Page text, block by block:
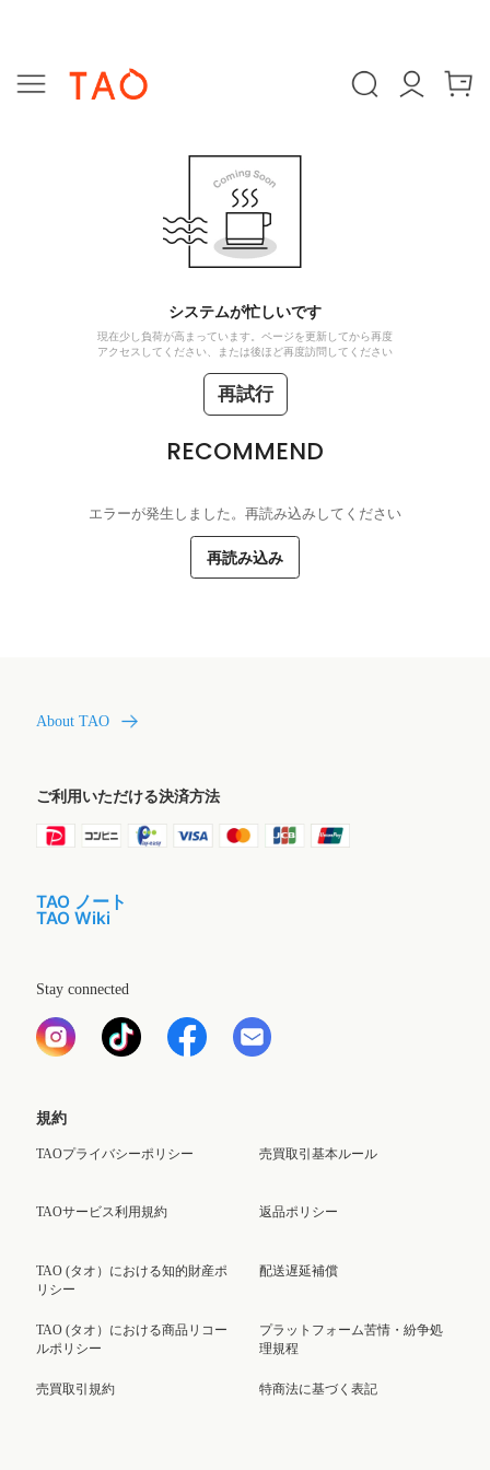
システムが忙しいです
現在少し負荷が高まっています。ページを更新してから再度
アクセスしてください、または後ほど再度訪問してください
再試行
RECOMMEND
エラーが発生しました。再読み込みしてください
再読み込み
About TAO
ご利用いただける決済方法
TAO ノート
TAO Wiki
Stay connected
規約
TAOプライバシーポリシー
TAOサービス利用規約
TAO (タオ）における知的財産ポ
リシー
TAO (タオ）における商品リコー
ルポリシー
売買取引規約
売買取引基本ルール
返品ポリシー
配送遅延補償
プラットフォーム苦情・紛争処
理規程
特商法に基づく表記